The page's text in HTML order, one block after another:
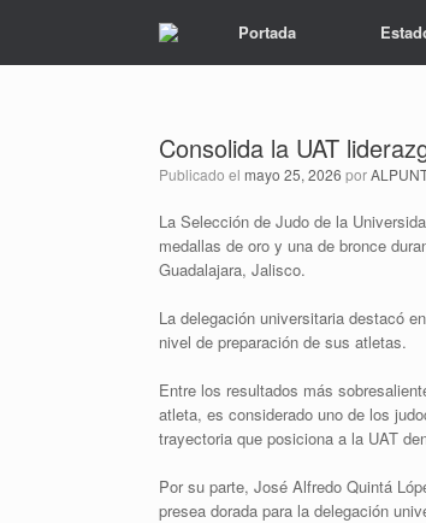
Portada
Consolida la UAT
Publicado el mayo 25, 2026 por
La Selección de Judo de la
medallas de oro y una de bronce
Guadalajara, Jalisco.
La delegación universitaria destacó
nivel de preparación de sus atletas.
Entre los resultados más
atleta, es considerado uno de los
trayectoria que posiciona a la UAT
Por su parte, José Alfredo Quintá
presea dorada para la delegación